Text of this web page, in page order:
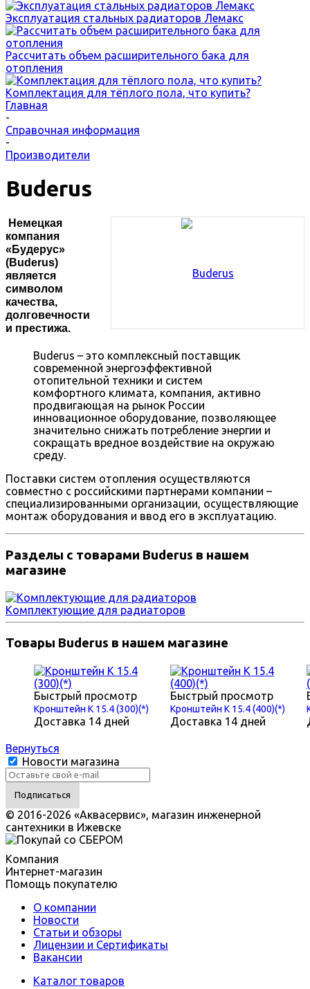
Эксплуатация стальных радиаторов Лемакс
Рассчитать объем расширительного бака для
отопления
Комплектация для тёплого пола, что купить?
Главная
-
Справочная информация
-
Производители
Buderus
Немецкая
компания
«Будерус»
(Buderus)
является
символом
качества,
долговечности
и престижа.
Buderus – это комплексный поставщик
современной энергоэффективной
отопительной техники и систем
комфортного климата, компания, активно
продвигающая на рынок России
инновационное оборудование, позволяющее
значительно снижать потребление энергии и
сокращать вредное воздействие на окружаю
среду.
Поставки систем отопления осуществляются
совместно с российскими партнерами компании –
специализированными организации, осуществляющие
монтаж оборудования и ввод его в эксплуатацию.
Разделы с товарами Buderus в нашем
магазине
Комплектующие для радиаторов
Товары Buderus в нашем магазине
Быстрый просмотр
Кронштейн К 15.4 (300)(*)
Доставка 14 дней
Быстрый просмотр
Кронштейн К 15.4 (400)(*)
Доставка 14 дней
Вернуться
Новости магазина
© 2016-2026 «Аквасервис», магазин инженерной
сантехники в Ижевске
Компания
Интернет-магазин
Помощь покупателю
О компании
Новости
Статьи и обзоры
Лицензии и Сертификаты
Вакансии
Каталог товаров